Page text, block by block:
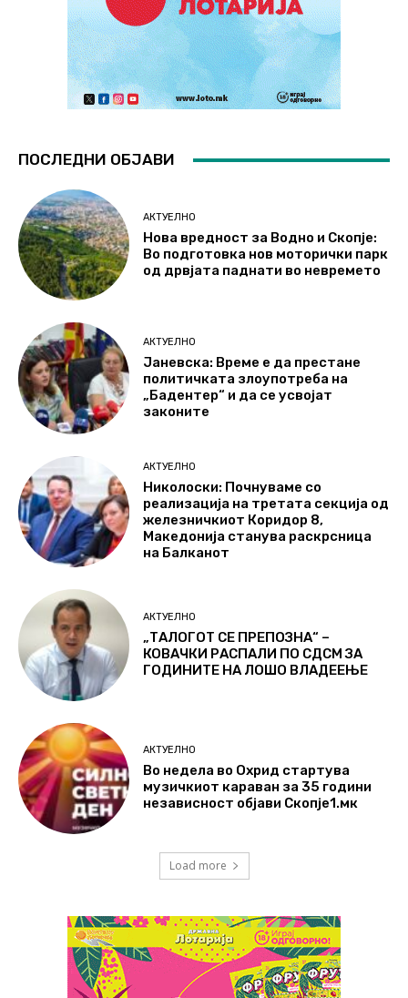
ПОСЛЕДНИ ОБЈАВИ
АКТУЕЛНО
Нова вредност за Водно и Скопје:
Во подготовка нов моторички парк
од дрвјата паднати во невремето
АКТУЕЛНО
Јаневска: Време е да престане
политичката злоупотреба на
„Бадентер“ и да се усвојат
законите
АКТУЕЛНО
Николоски: Почнуваме со
реализација на третата секција од
железничкиот Коридор 8,
Македонија станува раскрсница
на Балканот
АКТУЕЛНО
„ТАЛОГОТ СЕ ПРЕПОЗНА“ –
КОВАЧКИ РАСПАЛИ ПО СДСМ ЗА
ГОДИНИТЕ НА ЛОШО ВЛАДЕЕЊЕ
АКТУЕЛНО
Во недела во Охрид стартува
музичкиот караван за 35 години
независност објави Скопје1.мк
Load more